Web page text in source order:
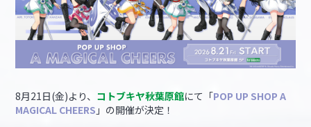
8月21日(金)より、 コトブキヤ秋葉原館にて「POP UP SHOP A
MAGICAL CHEERS 」の開催が決定！